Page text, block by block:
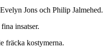
Jons och Philip Jalmehed.
insatser.
fräcka kostymerna.